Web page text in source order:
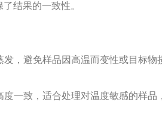
结果的一致性。
，避免样品因高温而变性或目标物
一致，适合处理对温度敏感的样品